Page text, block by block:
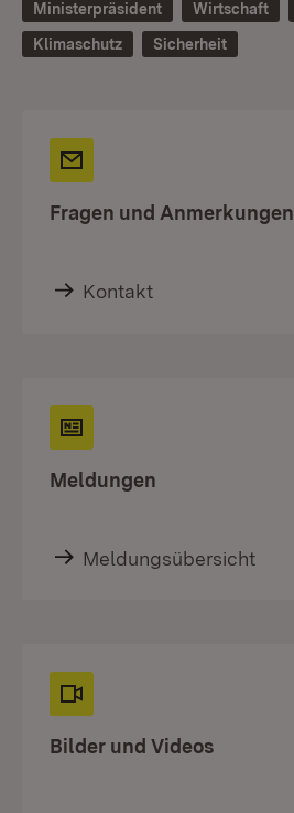
Ministerpräsident
Wirtschaft
Klimaschutz
Sicherheit
Fragen und Anmerkungen
Kontakt
Meldungen
Meldungsübersicht
Bilder und Videos